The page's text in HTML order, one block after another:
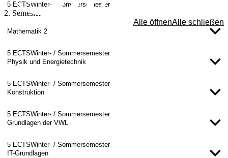
5 ECTSWinter- / Sommersemester
2. Semester
Alle öffnenAlle schließen
Mathematik 2
5 ECTSWinter- / Sommersemester
Physik und Energietechnik
5 ECTSWinter- / Sommersemester
Konstruktion
5 ECTSWinter- / Sommersemester
Grundlagen der VWL
5 ECTSWinter- / Sommersemester
IT-Grundlagen